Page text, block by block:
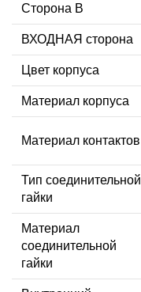
Сторона В
ВХОДНАЯ сторона
Цвет корпуса
Материал корпуса
Материал контактов
Тип соединительной
гайки
Материал
соединительной
гайки